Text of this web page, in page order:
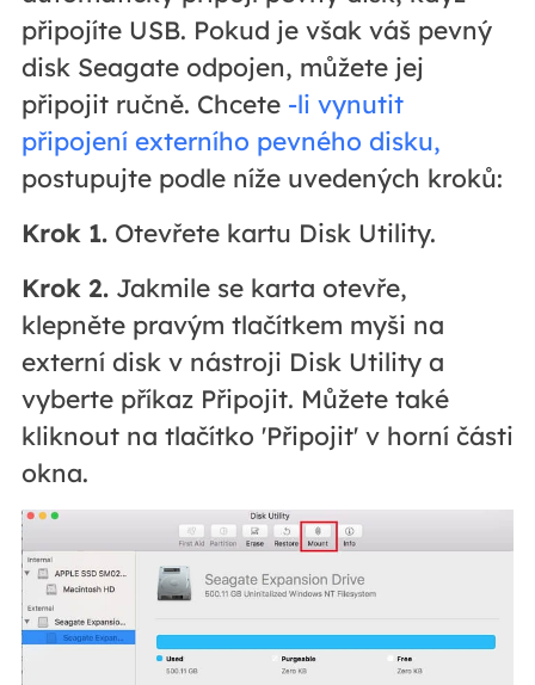
připojíte USB. Pokud je však váš pevný
disk Seagate odpojen, můžete jej
připojit ručně. Chcete -li vynutit
připojení externího pevného disku,
postupujte podle níže uvedených kroků:
Krok 1.Otevřete kartu Disk Utility.
Krok 2.Jakmile se karta otevře,
klepněte pravým tlačítkem myši na
externí disk v nástroji Disk Utility a
vyberte příkaz Připojit. Můžete také
kliknout na tlačítko 'Připojit' v horní části
okna.